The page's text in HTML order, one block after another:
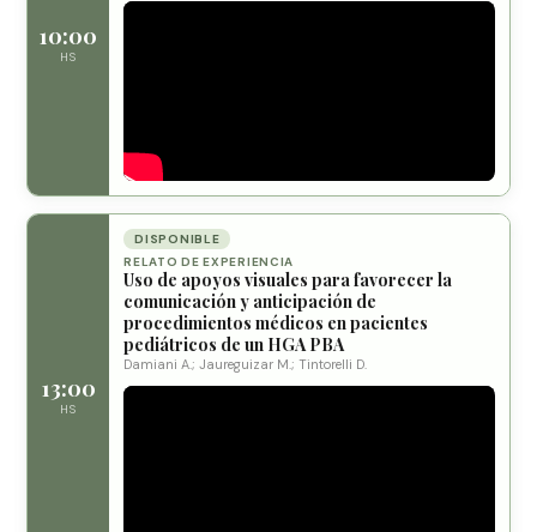
10:00
HS
13:00
HS
DISPONIBLE
RELATO DE EXPERIENCIA
Uso de apoyos visuales para favorecer la
comunicación y anticipación de
procedimientos médicos en pacientes
pediátricos de un HGA PBA
Damiani A.; Jaureguizar M.; Tintorelli D.